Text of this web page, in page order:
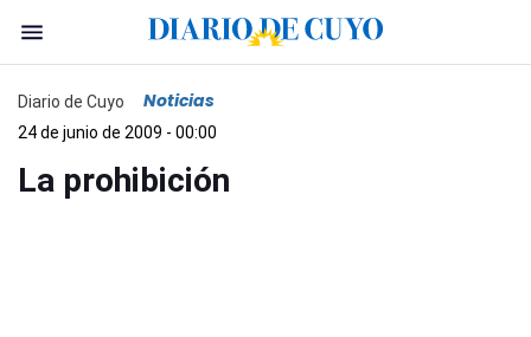
Diario de Cuyo Noticias
24 de junio de 2009 - 00:00
La prohibición